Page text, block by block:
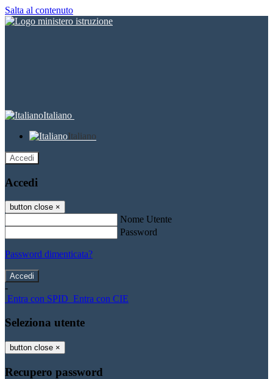
Salta al contenuto
Italiano
Italiano
Accedi
Accedi
button close ×
Nome Utente
Password
Password dimenticata?
-
Entra con SPID Entra con CIE
Seleziona utente
button close ×
Recupero password